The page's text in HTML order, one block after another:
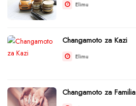
Elimu
Changamoto za Kazi
Elimu
Changamoto za Familia